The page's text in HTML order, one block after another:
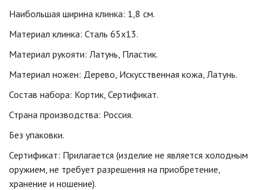
Наибольшая ширина клинка: 1,8 см.
Материал клинка: Сталь 65х13.
Материал рукояти: Латунь, Пластик.
Материал ножен: Дерево, Искусственная кожа, Латунь.
Состав набора: Кортик, Сертификат.
Страна производства: Россия.
Без упаковки.
Сертификат: Прилагается (изделие не является холодным
оружием, не требует разрешения на приобретение,
хранение и ношение).